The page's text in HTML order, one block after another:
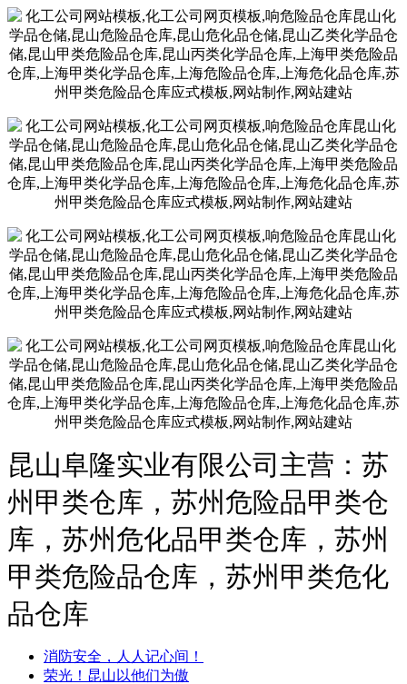
昆山阜隆实业有限公司主营：苏
州甲类仓库，苏州危险品甲类仓
库，苏州危化品甲类仓库，苏州
甲类危险品仓库，苏州甲类危化
品仓库
消防安全，人人记心间！
荣光！昆山以他们为傲